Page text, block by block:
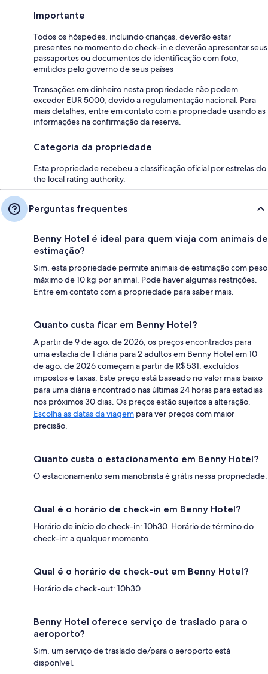
Importante
Todos os hóspedes, incluindo crianças, deverão estar
presentes no momento do check-in e deverão apresentar seus
passaportes ou documentos de identificação com foto,
emitidos pelo governo de seus países
Transações em dinheiro nesta propriedade não podem
exceder EUR 5000, devido a regulamentação nacional. Para
mais detalhes, entre em contato com a propriedade usando as
informações na confirmação da reserva.
Categoria da propriedade
Esta propriedade recebeu a classificação oficial por estrelas do
the local rating authority.
Perguntas frequentes
Benny Hotel é ideal para quem viaja com animais de
estimação?
Sim, esta propriedade permite animais de estimação com peso
máximo de 10 kg por animal. Pode haver algumas restrições.
Entre em contato com a propriedade para saber mais.
Quanto custa ficar em Benny Hotel?
A partir de 9 de ago. de 2026, os preços encontrados para
uma estadia de 1 diária para 2 adultos em Benny Hotel em 10
de ago. de 2026 começam a partir de R$ 531, excluídos
impostos e taxas. Este preço está baseado no valor mais baixo
para uma diária encontrado nas últimas 24 horas para estadias
nos próximos 30 dias. Os preços estão sujeitos a alteração.
Escolha as datas da viagem para ver preços com maior
precisão.
Quanto custa o estacionamento em Benny Hotel?
O estacionamento sem manobrista é grátis nessa propriedade.
Qual é o horário de check-in em Benny Hotel?
Horário de início do check-in: 10h30. Horário de término do
check-in: a qualquer momento.
Qual é o horário de check-out em Benny Hotel?
Horário de check-out: 10h30.
Benny Hotel oferece serviço de traslado para o
aeroporto?
Sim, um serviço de traslado de/para o aeroporto está
disponível.